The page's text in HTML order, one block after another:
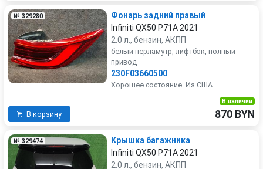
№ 329280
Фонарь задний правый
Infiniti QX50 P71A 2021
2.0 л., бензин, АКПП
белый перламутр, лифтбэк, полный
привод
230F03660500
Хорошее состояние. Из США
В корзину
В наличии
870 BYN
№ 329474
Крышка багажника
Infiniti QX50 P71A 2021
2.0 л., бензин, АКПП